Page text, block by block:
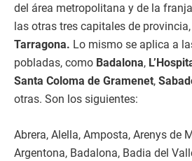
del área metropolitana y de la
las otras tres capitales de provincia,
Tarragona. Lo mismo se aplica a
pobladas, como Badalona,
Santa Coloma de Gramenet,
otras. Son los siguientes:
Abrera, Alella, Amposta, Arenys de
Argentona, Badalona, Badia del